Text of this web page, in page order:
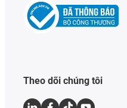
Theo dõi chúng tôi